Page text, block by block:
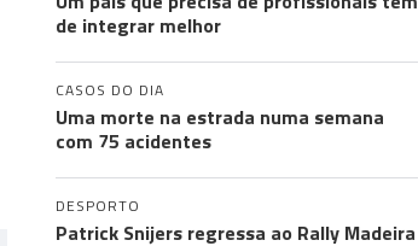
de integrar melhor
CASOS DO DIA
Uma morte na estrada numa semana
com 75 acidentes
DESPORTO
Patrick Snijers regressa ao Rally Madeira